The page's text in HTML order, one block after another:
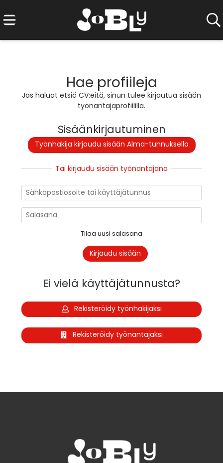
Hae profiileja
Jos haluat etsiä CV:eitä, sinun tulee kirjautua sisään
työnantajaprofiililla.
Sisäänkirjautuminen
Työnhakija kirjaudu sisään Alma-tunnuksella
Tai kirjaudu sisään työnantajana
Tilaa uusi salasana
Ei vielä käyttäjätunnusta?
Rekisteröidy työnhakijaksi
Rekisteröidy työnantajaksi